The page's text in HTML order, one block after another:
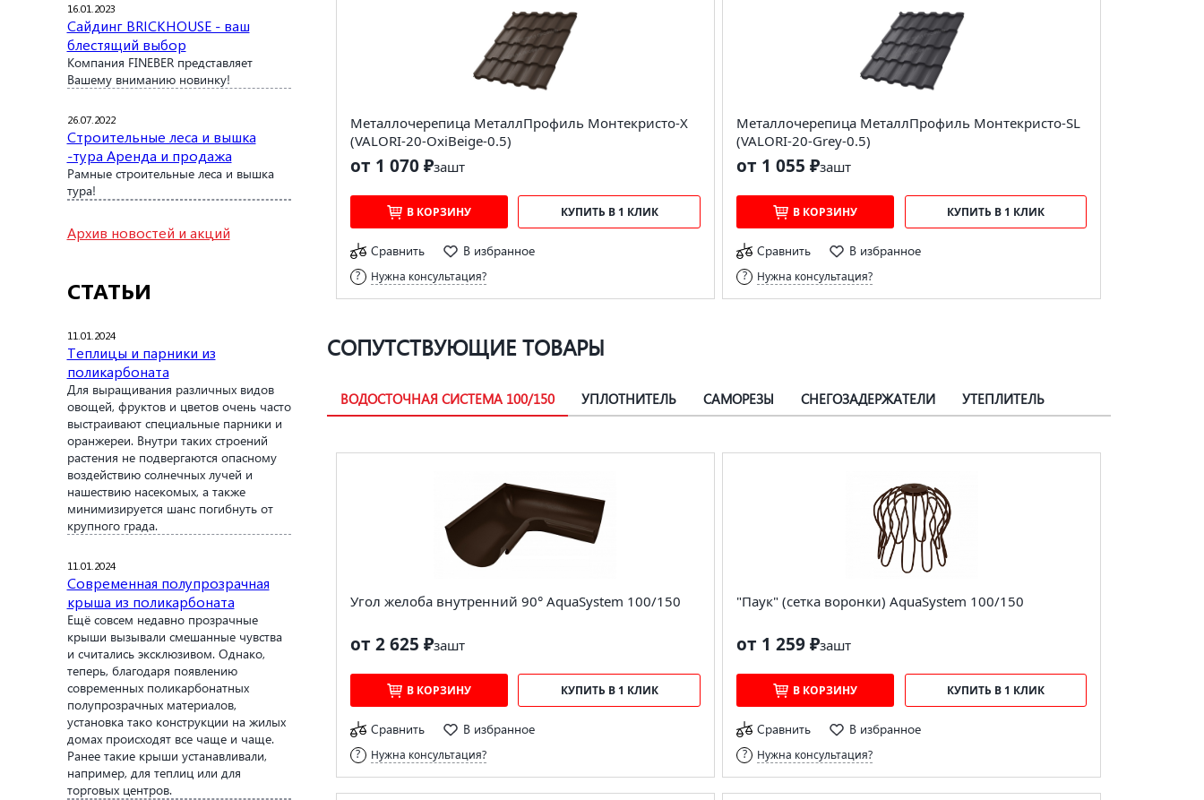
16.01.2023
Сайдинг BRICKHOUSE - ваш
блестящий выбор
Компания FINEBER представляет
Вашему вниманию новинку!
26.07.2022
Строительные леса и вышка
-тура Аренда и продажа
Рамные строительные леса и вышка
тура!
Архив новостей и акций
СТАТЬИ
11.01.2024
Теплицы и парники из
поликарбоната
Для выращивания различных видов
овощей, фруктов и цветов очень часто
выстраивают специальные парники и
оранжереи. Внутри таких строений
растения не подвергаются опасному
воздействию солнечных лучей и
нашествию насекомых, а также
минимизируется шанс погибнуть от
крупного града.
11.01.2024
Современная полупрозрачная
крыша из поликарбоната
Ещё совсем недавно прозрачные
крыши вызывали смешанные чувства
и считались эксклюзивом. Однако,
теперь, благодаря появлению
современных поликарбонатных
полупрозрачных материалов,
установка тако конструкции на жилых
домах происходят все чаще и чаще.
Ранее такие крыши устанавливали,
например, для теплиц или для
торговых центров.
Металлочерепица МеталлПрофиль Монтекристо-X
(VALORI-20-OxiBеige-0.5)
от 1 070 ₽зашт
В КОРЗИНУ КУПИТЬ В 1 КЛИК
Сравнить В избранное
Нужна консультация?
Металлочерепица МеталлПрофиль Монтекристо-SL
(VALORI-20-Grey-0.5)
от 1 055 ₽зашт
В КОРЗИНУ КУПИТЬ В 1 КЛИК
Сравнить В избранное
Нужна консультация?
СОПУТСТВУЮЩИЕ ТОВАРЫ
ВОДОСТОЧНАЯ СИСТЕМА 100/150 УПЛОТНИТЕЛЬ САМОРЕЗЫ СНЕГОЗАДЕРЖАТЕЛИ УТЕПЛИТЕЛЬ
Угол желоба внутренний 90° AquaSystem 100/150
от 2 625 ₽зашт
В КОРЗИНУ КУПИТЬ В 1 КЛИК
Сравнить В избранное
Нужна консультация?
"Паук" (сетка воронки) AquaSystem 100/150
от 1 259 ₽зашт
В КОРЗИНУ КУПИТЬ В 1 КЛИК
Сравнить В избранное
Нужна консультация?